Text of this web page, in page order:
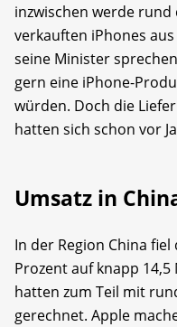
inzwischen werde rund
verkauften iPhones
seine Minister
gern eine iPhone-
würden. Doch die
hatten sich schon vor
Umsatz in
In der Region China
Prozent auf knapp
hatten zum Teil mit
gerechnet. Apple